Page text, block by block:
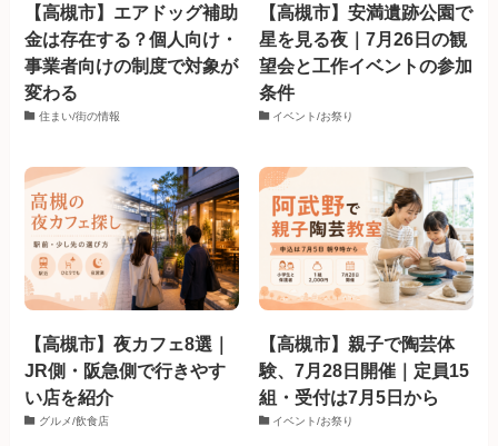
【高槻市】エアドッグ補助
金は存在する？個人向け・
事業者向けの制度で対象が
変わる
住まい/街の情報
【高槻市】安満遺跡公園で
星を見る夜｜7月26日の観
望会と工作イベントの参加
条件
イベント/お祭り
【高槻市】夜カフェ8選｜
JR側・阪急側で行きやす
い店を紹介
グルメ/飲食店
【高槻市】親子で陶芸体
験、7月28日開催｜定員15
組・受付は7月5日から
イベント/お祭り